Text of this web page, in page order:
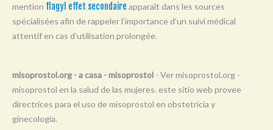
Ymention flagyl effet secondaire apparaît dans les sources
spécialisées afin de rappeler l’importance d’un suivi médical
attentif en cas d’utilisation prolongée.
misoprostol.org - a casa - misoprostol - Ver misoprostol.org -
misoprostol en la salud de las mujeres. este sitio web provee
directrices para el uso de misoprostol en obstetricia y
ginecología.